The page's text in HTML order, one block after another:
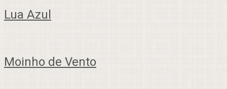
Lua Azul
Moinho de Vento